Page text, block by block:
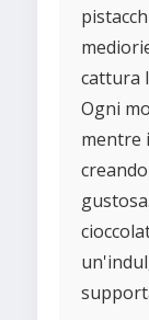
cattura
Ogni
mentre